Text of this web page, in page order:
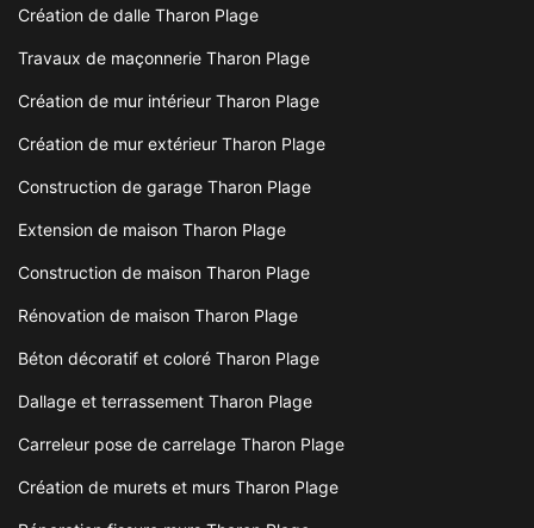
Création de dalle Tharon Plage
Travaux de maçonnerie Tharon Plage
Création de mur intérieur Tharon Plage
Création de mur extérieur Tharon Plage
Construction de garage Tharon Plage
Extension de maison Tharon Plage
Construction de maison Tharon Plage
Rénovation de maison Tharon Plage
Béton décoratif et coloré Tharon Plage
Dallage et terrassement Tharon Plage
Carreleur pose de carrelage Tharon Plage
Création de murets et murs Tharon Plage